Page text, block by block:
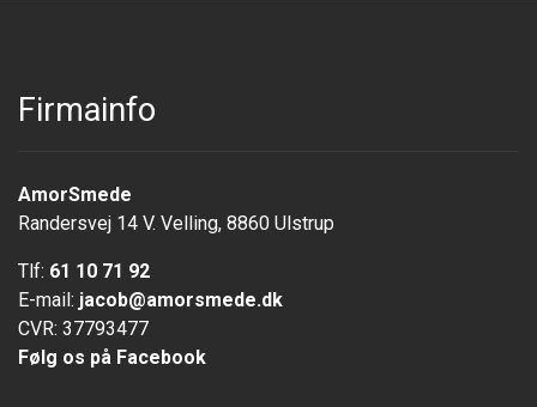
Firmainfo
AmorSmede
Randersvej 14 V. Velling, 8860 Ulstrup
Tlf: 61 10 71 92
E-mail: jacob@amorsmede.dk
CVR: 37793477
Følg os på Facebook